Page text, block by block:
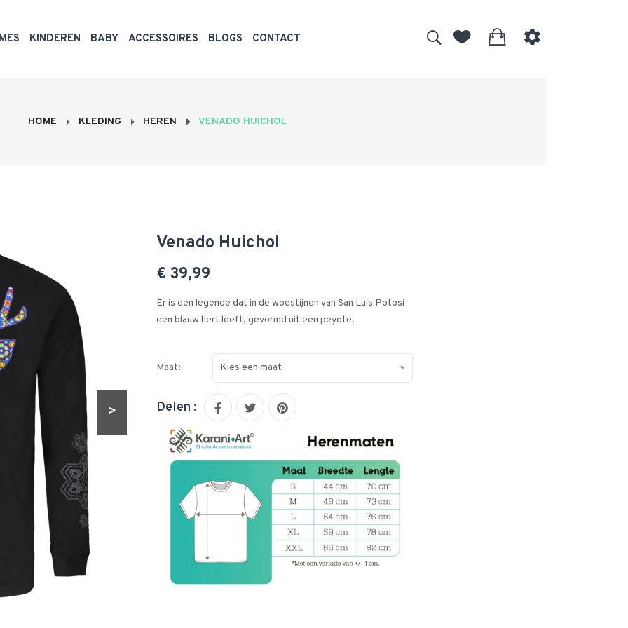
KINDEREN BABY ACCESSOIRES BLOGS CONTACT
HOME KLEDING HEREN VENADO HUICHOL
>
Venado Huichol
€ 39,99
Er is een legende dat in de woestijnen van San Luis Potosí
een blauw hert leeft, gevormd uit een peyote.
Maat: Kies een maat
Delen :